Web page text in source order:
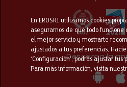
Descarga la
En EROSKI utilizamos cookies
asegurarnos de que todo
el mejor servicio y mostrarte
ajustados a tus preferencias.
‘Configuración’, podrás ajustar tus
Para más información, visita